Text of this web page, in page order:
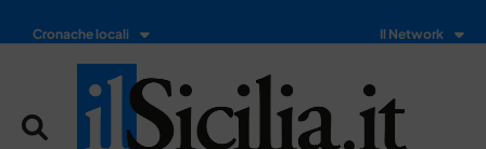
Cronache locali Il Network